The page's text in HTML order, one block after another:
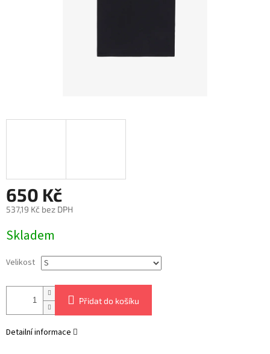
650 Kč
537,19 Kč bez DPH
cena:
Skladem
Velikost
Přidat do košíku
Detailní informace